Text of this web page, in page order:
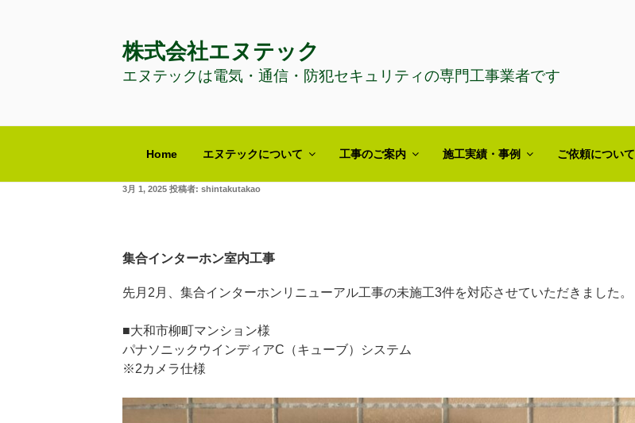
プ
株式会社エヌテック
エヌテックは電気・通信・防犯セキュリティの専門工事業者です
Home エヌテックについて 工事のご案内 施工実績・事例 ご依頼について
投
3月 1, 2025 投稿者: shintakutakao
集合インターホン室内工事
先月2月、集合インターホンリニューアル工事の未施工3件を対応させていただきました。
■大和市柳町マンション様
パナソニックウインディアC（キューブ）システム
※2カメラ仕様